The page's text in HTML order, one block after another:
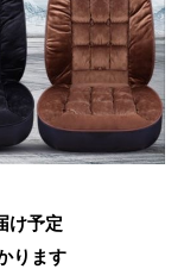
け予定
ります